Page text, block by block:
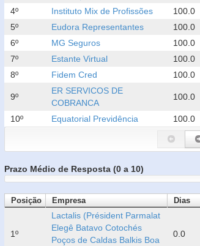
4º
Instituto Mix de Profissões
100.0
5º
Eudora Representantes
100.0
6º
MG Seguros
100.0
7º
Estante Virtual
100.0
8º
Fidem Cred 100.0
9º
ER SERVICOS DE
COBRANCA
100.0
10º Equatorial Previdência 100.0
Prazo Médio de Resposta (0 a 10)
Posição Empresa Dias
1º
Lactalis (Président Parmalat
Elegê Batavo Cotochés
Poços de Caldas Balkis Boa
0.0